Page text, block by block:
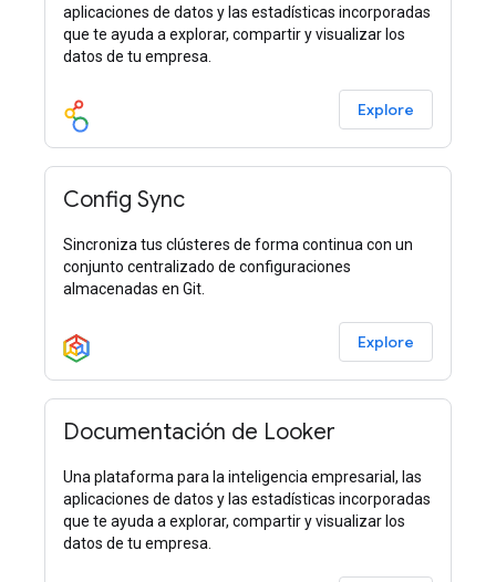
aplicaciones de datos y las estadísticas incorporadas
que te ayuda a explorar, compartir y visualizar los
datos de tu empresa.
Explore
Config Sync
Sincroniza tus clústeres de forma continua con un
conjunto centralizado de configuraciones
almacenadas en Git.
Explore
Documentación de Looker
Una plataforma para la inteligencia empresarial, las
aplicaciones de datos y las estadísticas incorporadas
que te ayuda a explorar, compartir y visualizar los
datos de tu empresa.